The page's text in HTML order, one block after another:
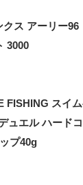
クス アーリー96
3000
FISHING スイ
ュエル ハード
プ40g